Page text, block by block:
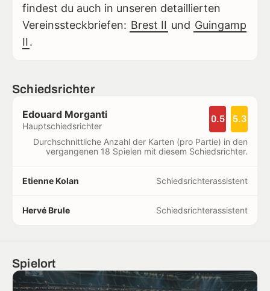
findest du auch in unseren detaillierten
Vereinssteckbriefen: Brest II und Guingamp
II.
Schiedsrichter
Edouard Morganti
Hauptschiedsrichter
0.5 5.3
Durchschnittliche Anzahl der Karten (pro Partie) in den
vergangenen 18 Spielen mit diesem Schiedsrichter.
Etienne Kolan Schiedsrichterassistent
Hervé Brule Schiedsrichterassistent
Spielort